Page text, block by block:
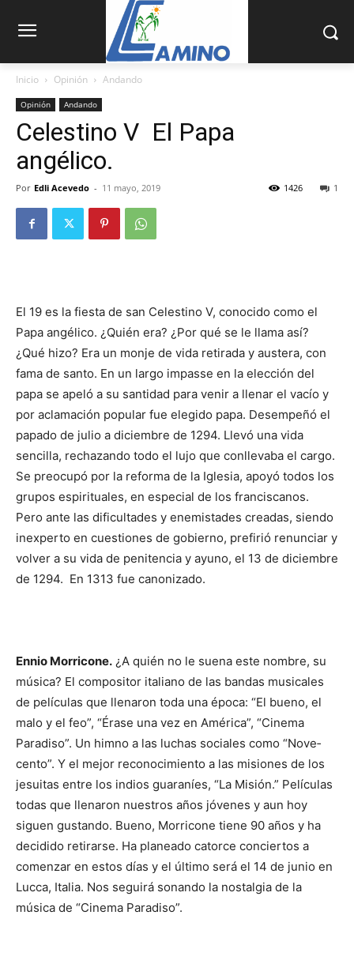
Inicio Opinión Andando
Opinión Andando
Celestino V El Papa
angélico.
Por Edli Acevedo - 11 mayo, 2019 1
1426
El 19 es la fiesta de san Celestino V, conocido como el
Papa angélico. ¿Quién era? ¿Por qué se le llama así?
¿Qué hizo? Era un monje de vida retirada y austera, con
fama de santo. En un largo impasse en la elección del
papa se apeló a su santidad para venir a llenar el vacío y
por aclamación popular fue elegido papa. Desempeñó el
papado de julio a di­ciembre de 1294. Lle­vó una vida
sencilla, rechazando todo el lujo que conllevaba el car­go.
Se preocupó por la reforma de la Iglesia, apoyó todos los
grupos espirituales, en especial de los francisca­nos.
Pero ante las dificultades y enemistades creadas, siendo
inexperto en cuestiones de gobierno, prefirió re­nunciar y
volver a su vida de penitencia y ayuno, el 13 de diciembre
de 1294. En 1313 fue canonizado.
Ennio Morricone. ¿A quién no le suena este nombre, su
música? El compositor ita­liano de las bandas mu­sicales
de películas que llenaron toda una épo­ca: “El bueno, el
malo y el feo”, “Érase una vez en América”, “Ci­nema
Paradiso”. Un him­no a las luchas so­ciales como “Nove­
cento”. Y el mejor reconoci­miento a las misiones de los
jesui­tas entre los indios guaraníes, “La Mi­sión.” Películas
todas que llenaron ­nuestros años jóvenes y aun hoy
siguen gustando. Bue­no, Morri­cone tiene 90 años y ha
decidido retirarse. Ha planeado catorce con­ciertos a
comenzar en estos días y el último será el 14 de junio en
Lucca, Italia. Nos se­guirá sonando la nostalgia de la
música de “Cinema Paradiso”.